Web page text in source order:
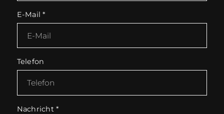
E-Mail*
Telefon
Nachricht*